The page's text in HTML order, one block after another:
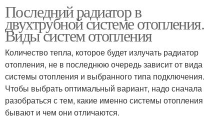
Последний радиатор в
двухтрубной системе отопления.
Виды систем отопления
Количество тепла, которое будет излучать радиатор
отопления, не в последнюю очередь зависит от вида
системы отопления и выбранного типа подключения.
Чтобы выбрать оптимальный вариант, надо сначала
разобраться с тем, какие именно системы отопления
бывают и чем они отличаются.